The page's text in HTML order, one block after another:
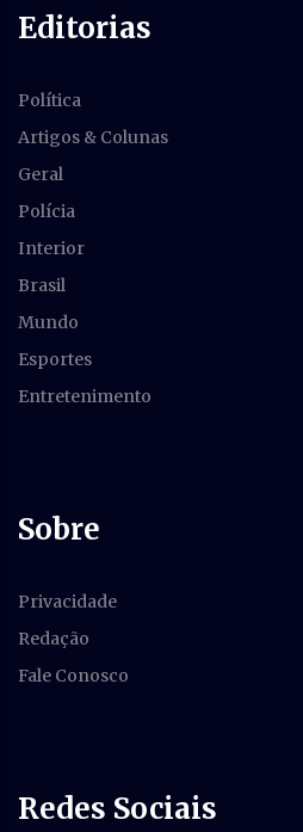
Editorias
Política
Artigos & Colunas
Geral
Polícia
Interior
Brasil
Mundo
Esportes
Entretenimento
Sobre
Privacidade
Redação
Fale Conosco
Redes Sociais